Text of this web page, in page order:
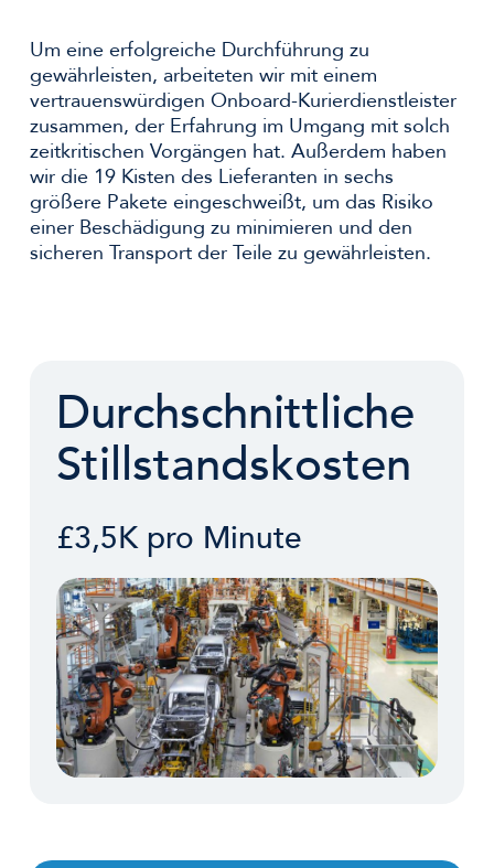
Um eine erfolgreiche Durchführung zu
gewährleisten, arbeiteten wir mit einem
vertrauenswürdigen Onboard-Kurierdienstleister
zusammen, der Erfahrung im Umgang mit solch
zeitkritischen Vorgängen hat. Außerdem haben
wir die 19 Kisten des Lieferanten in sechs
größere Pakete eingeschweißt, um das Risiko
einer Beschädigung zu minimieren und den
sicheren Transport der Teile zu gewährleisten.
Durchschnittliche
Stillstandskosten
£3,5K pro Minute